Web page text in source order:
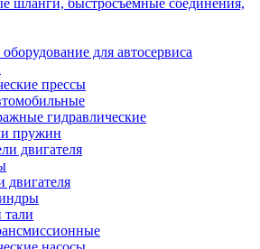
шланги, быстросъемные соединения,
для автосервиса
прессы
гидравлические
пружин
двигателя
двигателя
тали